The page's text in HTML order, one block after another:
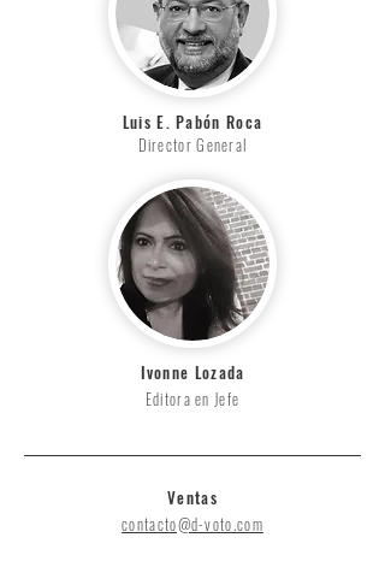
Luis E. Pabón Roca
Director General
Ivonne Lozada
Editora en Jefe
Ventas
contacto@d-voto.com